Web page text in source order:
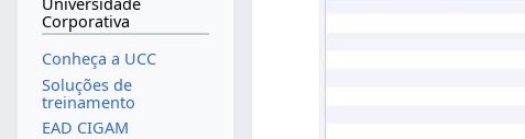
Corporativa
Conheça a UCC
Soluções de
treinamento
EAD CIGAM